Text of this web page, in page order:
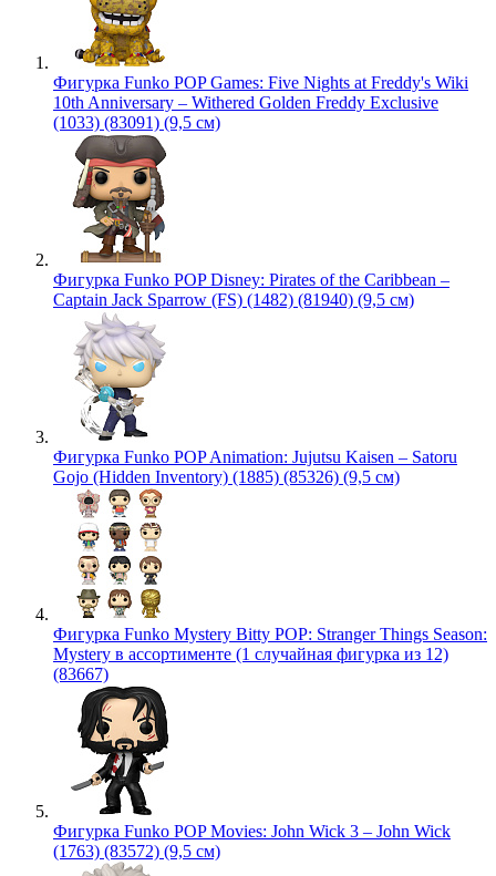
Фигурка Funko POP Games: Five Nights at Freddy's Wiki
10th Anniversary – Withered Golden Freddy Exclusive
(1033) (83091) (9,5 см)
Фигурка Funko POP Disney: Pirates of the Caribbean –
Captain Jack Sparrow (FS) (1482) (81940) (9,5 см)
Фигурка Funko POP Animation: Jujutsu Kaisen – Satoru
Gojo (Hidden Inventory) (1885) (85326) (9,5 см)
Фигурка Funko Mystery Bitty POP: Stranger Things Season:
Mystery в ассортименте (1 случайная фигурка из 12)
(83667)
Фигурка Funko POP Movies: John Wick 3 – John Wick
(1763) (83572) (9,5 см)